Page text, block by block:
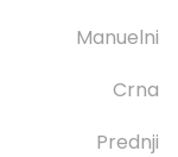
Manuelni
Crna
Prednji